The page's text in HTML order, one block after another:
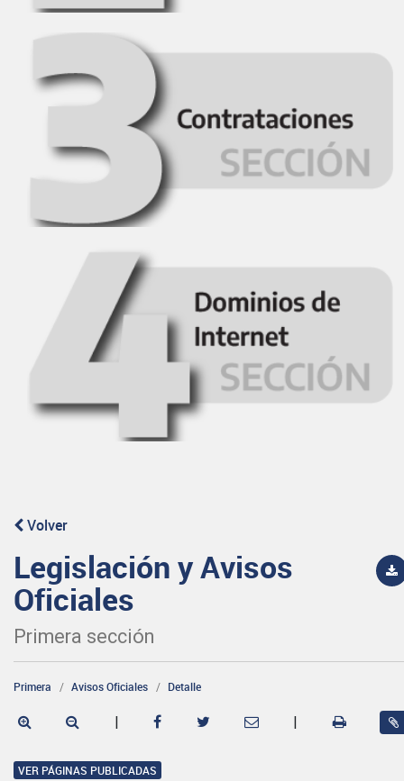
Volver
Legislación y Avisos
Oficiales
Primera sección
Primera Avisos Oficiales Detalle
| |
VER PÁGINAS PUBLICADAS